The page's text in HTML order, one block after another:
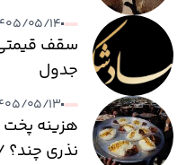
۱۴۰۵/۰۵/۱۴
سقف
جدول
۱۴۰۵/۰۵/۱۳
هزینه
نذری